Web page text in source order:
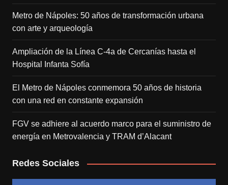
Metro de Nápoles: 50 años de transformación urbana
con arte y arqueología
Ampliación de la Línea C-4a de Cercanías hasta el
Hospital Infanta Sofía
El Metro de Nápoles conmemora 50 años de historia
con una red en constante expansión
FGV se adhiere al acuerdo marco para el suministro de
energía en Metrovalencia y TRAM d’Alacant
Redes Sociales